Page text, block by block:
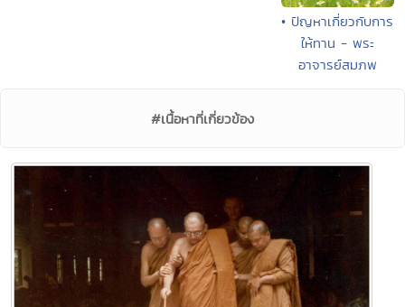
• ปัญหาเกี่ยวกับการ
ให้ทาน - พระ
อาจารย์สมภพ
#เนื้อหาที่เกี่ยวข้อง